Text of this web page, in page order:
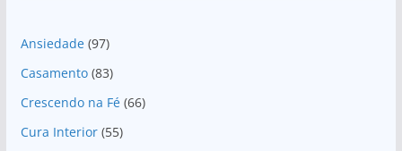
Ansiedade(97)
Casamento(83)
Crescendo na Fé(66)
Cura Interior(55)